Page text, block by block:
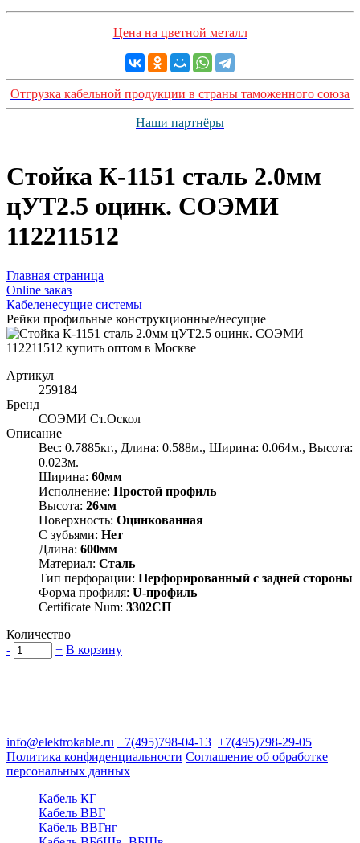
Цена на цветной металл
Отгрузка кабельной продукции в страны таможенного союза
Наши партнёры
Стойка К-1151 сталь 2.0мм
цУТ2.5 оцинк. СОЭМИ
112211512
Главная страница
Оnline заказ
Кабеленесущие системы
Рейки профильные конструкционные/несущие
Артикул
259184
Бренд
СОЭМИ Ст.Оскол
Описание
Вес: 0.7885кг., Длина: 0.588м., Ширина: 0.064м., Высота:
0.023м.
Ширина: 60мм
Исполнение: Простой профиль
Высота: 26мм
Поверхность: Оцинкованная
С зубьями: Нет
Длина: 600мм
Материал: Сталь
Тип перфорации: Перфорированный с задней стороны
Форма профиля: U-профиль
Certificate Num: 3302СП
Количество
-
+ В корзину
info@elektrokable.ru +7(495)798-04-13 +7(495)798-29-05
Политика конфиденциальности Соглашение об обработке
персональных данных
Кабель КГ
Кабель ВВГ
Кабель ВВГнг